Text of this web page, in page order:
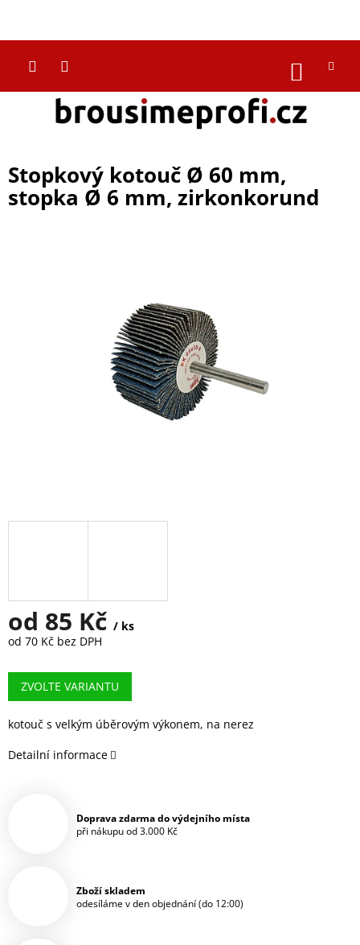
obsah
KOŠÍK
Stopkový kotouč Ø 60 mm,
stopka Ø 6 mm, zirkonkorund
od 85 Kč / ks
od 70 Kč bez DPH
cena:
ZVOLTE VARIANTU
kotouč s velkým úběrovým výkonem, na nerez
Detailní informace
Doprava zdarma do výdejního místa
při nákupu od 3.000 Kč
Zboží skladem
odesíláme v den objednání (do 12:00)